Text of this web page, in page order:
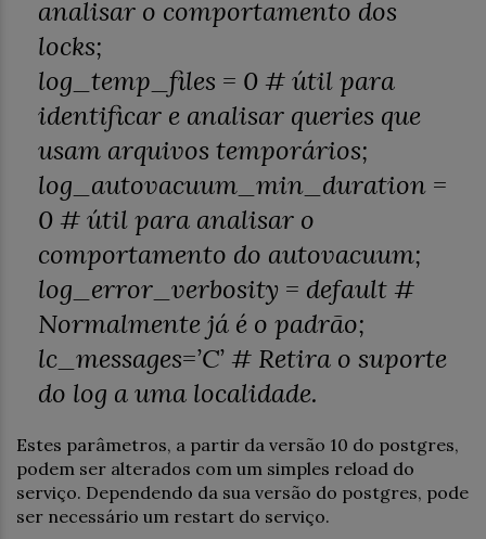
analisar o comportamento dos
locks;
log_temp_files = 0 # útil para
identificar e analisar queries que
usam arquivos temporários;
log_autovacuum_min_duration =
0 # útil para analisar o
comportamento do autovacuum;
log_error_verbosity = default #
Normalmente já é o padrão;
lc_messages=’C’ # Retira o suporte
do log a uma localidade.
Estes parâmetros, a partir da versão 10 do postgres,
podem ser alterados com um simples reload do
serviço. Dependendo da sua versão do postgres, pode
ser necessário um restart do serviço.